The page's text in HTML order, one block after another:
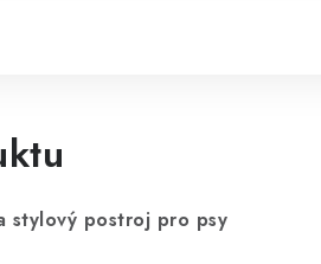
stylový postroj pro psy